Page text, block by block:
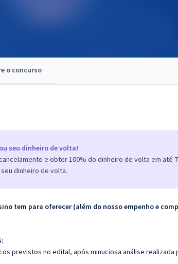
o concurso
seu dinheiro de volta!
e obter 100% do dinheiro de volta em até 7
dinheiro de volta.
tem para oferecer (além do nosso empenho e
previstos no edital, após minuciosa análise